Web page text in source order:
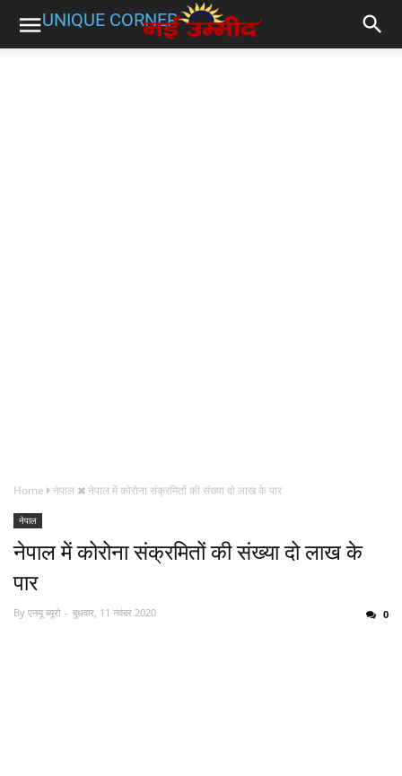
UNIQUE CORNER
Home नेपाल नेपाल में कोरोना संक्रमितों की संख्या दो लाख के पार
नेपाल
नेपाल में कोरोना संक्रमितों की संख्या दो लाख के
पार
By एनयू ब्यूरो बुधवार, 11 नवंबर 2020 0